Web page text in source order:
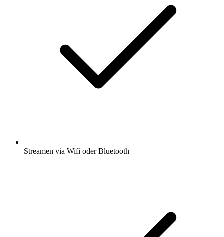
Streamen via Wifi oder Bluetooth